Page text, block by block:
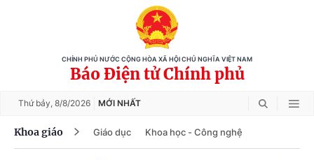
CHÍNH PHỦ NƯỚC CỘNG HÒA XÃ HỘI CHỦ NGHĨA VIỆT NAM
Báo Điện tử Chính phủ
Thứ bảy, 8/8/2026 MỚI NHẤT
Khoa giáo Giáo dục Khoa học - Công nghệ